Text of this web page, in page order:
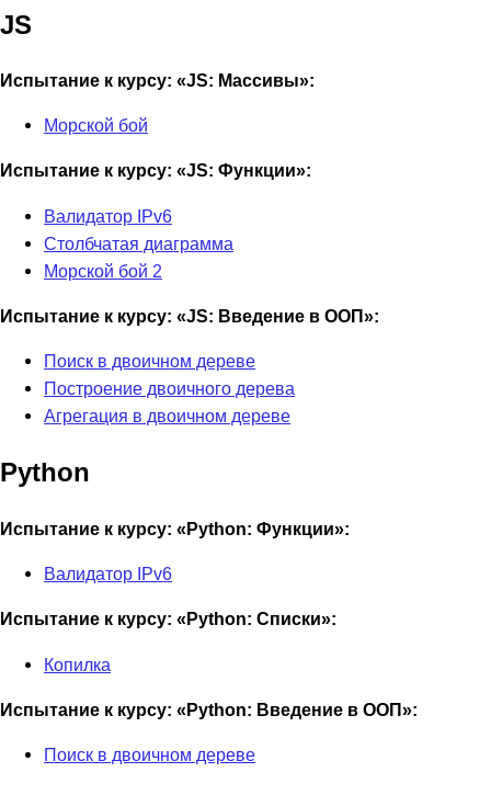
JS
Испытание к курсу: «JS: Массивы»:
Морской бой
Испытание к курсу: «JS: Функции»:
Валидатор IPv6
Столбчатая диаграмма
Морской бой 2
Испытание к курсу: «JS: Введение в ООП»:
Поиск в двоичном дереве
Построение двоичного дерева
Агрегация в двоичном дереве
Python
Испытание к курсу: «Python: Функции»:
Валидатор IPv6
Испытание к курсу: «Python: Списки»:
Копилка
Испытание к курсу: «Python: Введение в ООП»:
Поиск в двоичном дереве